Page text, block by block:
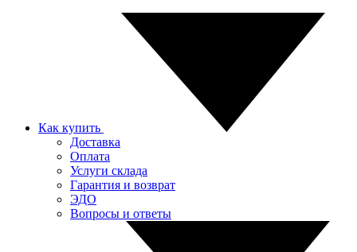
Как купить
Доставка
Оплата
Услуги склада
Гарантия и возврат
ЭДО
Вопросы и ответы